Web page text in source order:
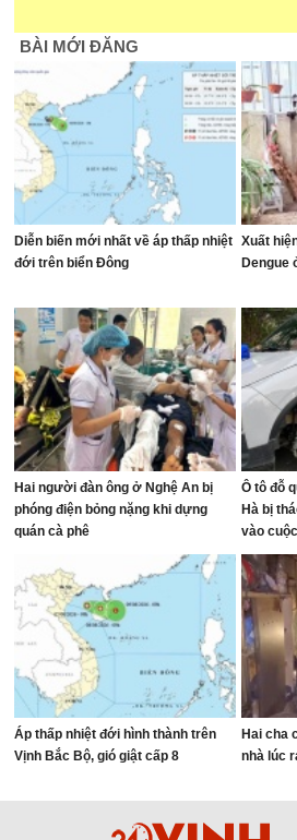
BÀI MỚI ĐĂNG
Diễn biến mới nhất về áp thấp nhiệt
đới trên biển Đông
Xuất
Dengue
Hai người đàn ông ở Nghệ An bị
phóng điện bỏng nặng khi dựng
quán cà phê
Ô tô đỗ
Hà bị
vào cuộc
Áp thấp nhiệt đới hình thành trên
Vịnh Bắc Bộ, gió giật cấp 8
Hai cha
nhà lúc